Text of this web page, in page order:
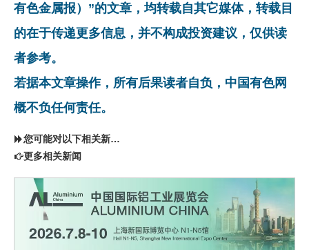
有色金属报）”的文章，均转载自其它媒体，转载目
的在于传递更多信息，并不构成投资建议，仅供读
者参考。
若据本文章操作，所有后果读者自负，中国有色网
概不负任何责任。
您可能对以下相关新闻同样感兴趣
更多相关新闻